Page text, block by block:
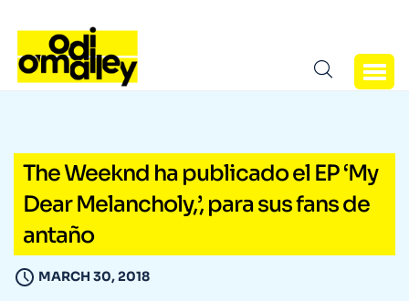
The Weeknd ha publicado el EP ‘My
Dear Melancholy,’, para sus fans de
antaño
MARCH 30, 2018